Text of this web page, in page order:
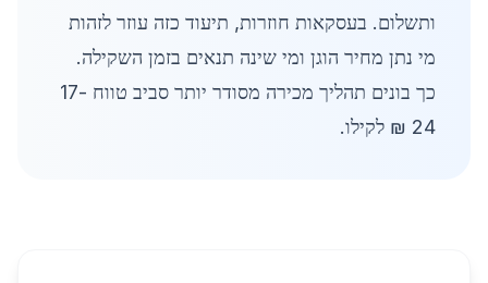
ותשלום. בעסקאות חוזרות, תיעוד כזה עוזר לזהות
מי נתן מחיר הוגן ומי שינה תנאים בזמן השקילה.
כך בונים תהליך מכירה מסודר יותר סביב טווח 17-
24 ₪ לקילו.